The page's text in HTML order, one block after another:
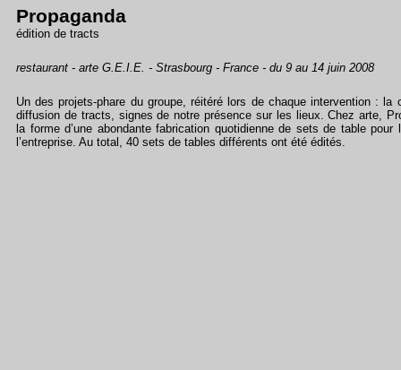
Propaganda
édition de tracts
restaurant - arte G.E.I.E. - Strasbourg - France - du 9 au 14 juin 2008
Un des projets-phare du groupe, réitéré lors de chaque intervention : la
diffusion de tracts, signes de notre présence sur les lieux. Chez arte,
la forme d’une abondante fabrication quotidienne de sets de table pour
l’entreprise. Au total, 40 sets de tables différents ont été édités.